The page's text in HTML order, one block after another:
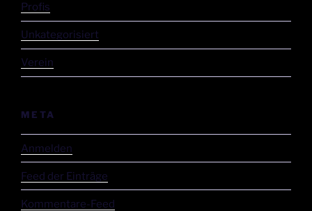
Profis
Unkategorisiert
Verein
META
Anmelden
Feed der Einträge
Kommentare-Feed